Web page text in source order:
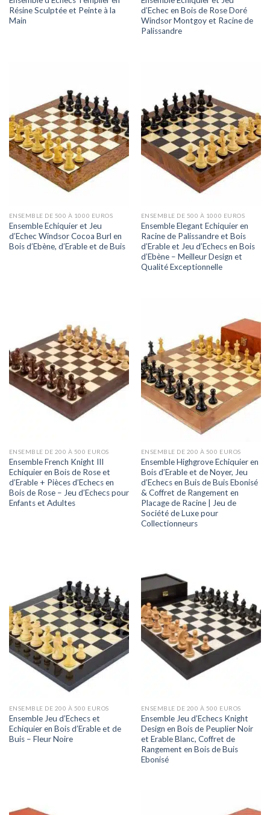
Résine Sculptée et Peinte à la
Main
d’Echec en Bois de Rose Doré
Windsor Montgoy et Racine de
Palissandre
ENSEMBLE DE 500 À 1000 EUROS
Ensemble Echiquier et Jeu
d’Echec Windsor Cocoa Burl en
Bois d’Ebène, d’Erable et de Buis
ENSEMBLE DE 500 À 1000 EUROS
Ensemble Elegant Echiquier en
Racine de Palissandre et Bois
d’Erable et Jeu d’Echecs en Bois
d’Ebène – Meilleur Design et
Qualité Exceptionnelle
ENSEMBLE DE 200 À 500 EUROS
Ensemble French Knight III
Echiquier en Bois de Rose et
d’Erable + Pièces d’Echecs en
Bois de Rose – Jeu d’Echecs pour
Enfants et Adultes
ENSEMBLE DE 200 À 500 EUROS
Ensemble Highgrove Echiquier en
Bois d’Erable et de Noyer, Jeu
d’Echecs en Buis de Buis Ebonisé
& Coffret de Rangement en
Placage de Racine | Jeu de
Société de Luxe pour
Collectionneurs
ENSEMBLE DE 200 À 500 EUROS
Ensemble Jeu d’Echecs et
Echiquier en Bois d’Erable et de
Buis – Fleur Noire
ENSEMBLE DE 200 À 500 EUROS
Ensemble Jeu d’Echecs Knight
Design en Bois de Peuplier Noir
et Erable Blanc, Coffret de
Rangement en Bois de Buis
Ebonisé